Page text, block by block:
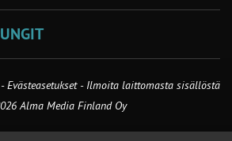
-Evästeasetukset- Ilmoita laittomasta sisällöstä
Alma Media Finland Oy